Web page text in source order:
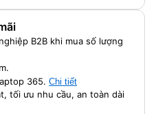
B2B khi mua số lượng
365. Chi tiết
tối ưu nhu cầu, an toàn dài